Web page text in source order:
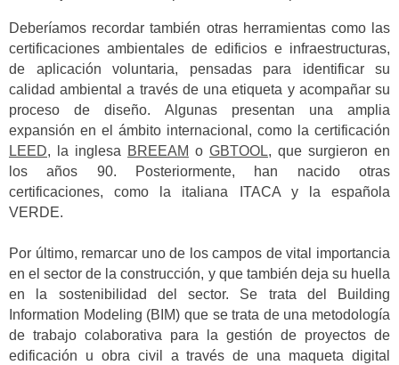
Deberíamos recordar también otras herramientas como las
certificaciones ambientales de edificios e infraestructuras,
de aplicación voluntaria, pensadas para identificar su
calidad ambiental a través de una etiqueta y acompañar su
proceso de diseño. Algunas presentan una amplia
expansión en el ámbito internacional, como la certificación
LEED, la inglesa BREEAM o GBTOOL, que surgieron en
los años 90. Posteriormente, han nacido otras
certificaciones, como la italiana ITACA y la española
VERDE.
Por último, remarcar uno de los campos de vital importancia
en el sector de la construcción, y que también deja su huella
en la sostenibilidad del sector. Se trata del Building
Information Modeling (BIM) que se trata de una metodología
de trabajo colaborativa para la gestión de proyectos de
edificación u obra civil a través de una maqueta digital